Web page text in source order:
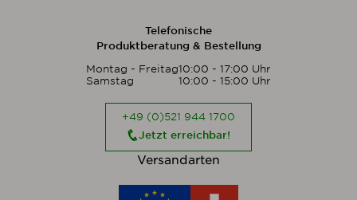
Telefonische
Produktberatung & Bestellung
Montag - Freitag10:00 - 17:00 Uhr
Samstag
10:00 - 15:00 Uhr
+49 (0)521 944 1700
Jetzt erreichbar!
Versandarten